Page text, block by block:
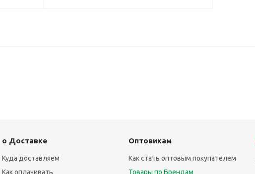
о Доставке
Куда доставляем
Как оплачивать
Оптовикам
Как стать оптовым покупателем
Товары по Брендам